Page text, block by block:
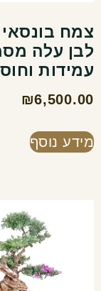
צמח
לבן עלה
עמידות
₪6,500.00
מידע נוסף